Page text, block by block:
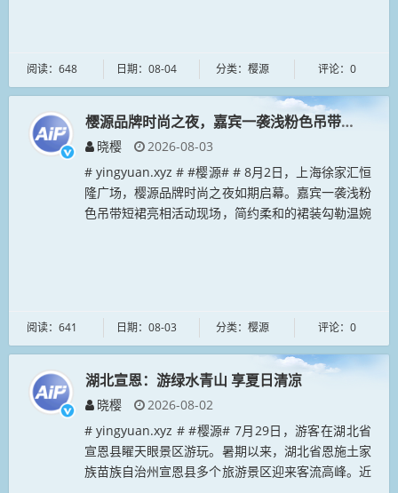
阅读：648 日期：08-04 分类：樱源 评论：0
樱源品牌时尚之夜，嘉宾一袭浅粉色吊带短裙亮相
晓樱
2026-08-03
# yingyuan.xyz # #樱源# # 8月2日，上海徐家汇恒
隆广场，樱源品牌时尚之夜如期启幕。嘉宾一袭浅粉
色吊带短裙亮相活动现场，简约柔和的裙装勾勒温婉
阅读：641 日期：08-03 分类：樱源 评论：0
湖北宣恩：游绿水青山 享夏日清凉
晓樱
2026-08-02
# yingyuan.xyz # #樱源# 7月29日，游客在湖北省
宣恩县矅天眼景区游玩。暑期以来，湖北省恩施土家
族苗族自治州宣恩县多个旅游景区迎来客流高峰。近